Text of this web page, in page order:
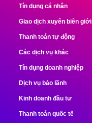
Tín dụng cá nhân
Giao dịch xuyên biên giới
Thanh toán tự động
Các dịch vụ khác
Tín dụng doanh nghiệp
Dịch vụ bảo lãnh
Kinh doanh đầu tư
Thanh toán quốc tế